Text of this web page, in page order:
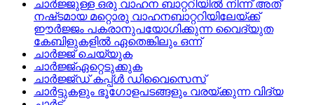
ചാര്‍ജ്ജുള്ള ഒരു വാഹന ബാറ്ററിയില്‍ നിന്ന്‌ അത്‌
നഷ്‌ടമായ മറ്റൊരു വാഹനബാറ്ററിയിലേയ്‌ക്ക്‌
ഈര്‍ജ്ജം പകരാനുപയോഗിക്കുന്ന വൈദ്യുത
കേബിളുകളില്‍ ഏതെങ്കിലും ഒന്ന്
ചാര്‍ജ്ജ്‌ ചെയ്യുക
ചാര്‍ജ്ജ്‌ഏറ്റെടുക്കുക
ചാര്‍ജ്ജ്‌ഡ്‌ കപ്പ്‌ള്‍ ഡിവൈസെസ്
ചാര്‍ട്ടുകളും ഭൂഗോളപടങ്ങളും വരയ്‌ക്കുന്ന വിദ്യ